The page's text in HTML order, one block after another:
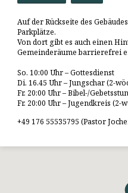
Auf der Rückseite des
Parkplätze.
Von dort gibt es auch einen
Gemeinderäume barrierefrei
So. 10:00 Uhr – Gottesdienst
Di. 16.45 Uhr – Jungschar (2-
Fr. 20:00 Uhr – Bibel-/
Fr. 20:00 Uhr – Jugendkreis (2-
+49 176 55535795 (Pastor